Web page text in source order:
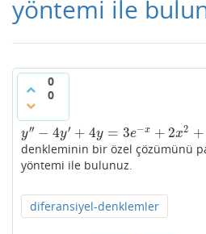
yöntemi ile
0
0
y′′ − 4y′ + 4y = 3e−x + 2x2 +
y″− 4y +4y =3e−x+2x 2+sin x
denkleminin bir özel çözümünü
yöntemi ile bulunuz.
diferansiyel-denklemler